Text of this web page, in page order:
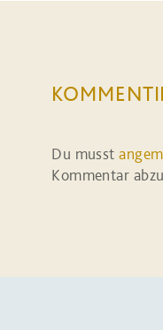
Du musst
Kommentar